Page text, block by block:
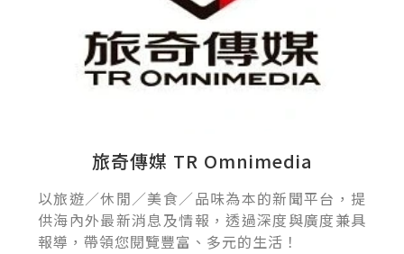
旅奇傳媒 TR Omnimedia
以旅遊／休閒／美食／品味為本的新聞平台，提
供海內外最新消息及情報，透過深度與廣度兼具
報導，帶領您閱覽豐富、多元的生活！